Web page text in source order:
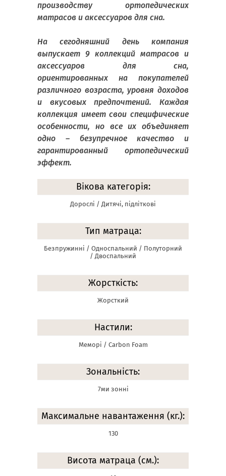
производству ортопедических
матрасов и аксессуаров для сна.
На сегодняшний день компания
выпускает 9 коллекций матрасов и
аксессуаров для сна,
ориентированных на покупателей
различного возраста, уровня доходов
и вкусовых предпочтений. Каждая
коллекция имеет свои специфические
особенности, но все их объединяет
одно – безупречное качество и
гарантированный ортопедический
эффект.
Вікова категорія:
Дорослі / Дитячі, підліткові
Тип матраца:
Безпружинні / Односпальний / Полуторний
/ Двоспальний
Жорсткість:
Жорсткий
Настили:
Меморі / Carbon Foam
Зональність:
7ми зонні
Максимальне навантаження (кг.):
130
Висота матраца (см.):